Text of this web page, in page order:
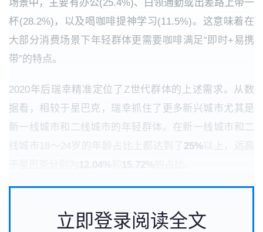
场景中，主要有办公(25.4%)、白领通勤或出差路上带一
杯(28.2%)，以及喝咖啡提神学习(11.5%)。这意味着在
大部分消费场景下年轻群体更需要咖啡满足“即时+易携
带”的特点。
2020年后瑞幸精准定位了Z世代群体的上述需求。从数
据看，相较于星巴克，瑞幸抓住了更多新兴城市尤其是
新一线城市和二线城市的年轻群体。在新一线城市和二
线城市18～24岁的年龄占比上都达到了 25% 以上，远高
立即登录阅读全文